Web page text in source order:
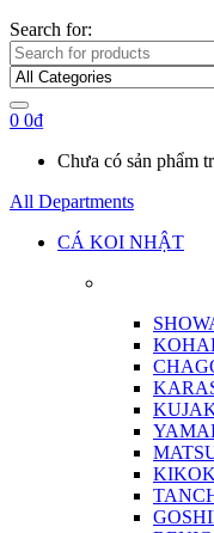
Search for:
0 0₫
Chưa có sản phẩm
All Departments
CÁ KOI NHẬT